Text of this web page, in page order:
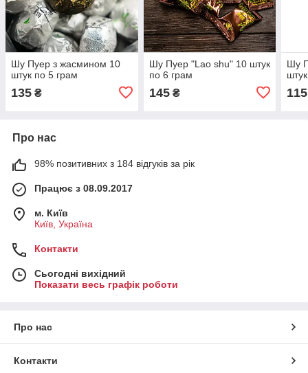
Шу Пуер з жасмином 10
штук по 5 грам
135 ₴
Шу Пуер "Lao shu" 10 штук
по 6 грам
145₴
Шу
115
Про нас
98% позитивних з 184 відгуків за рік
Працює з 08.09.2017
м. Київ
Київ, Україна
Контакти
Сьогодні вихідний
Показати весь графік роботи
Про нас
Контакти